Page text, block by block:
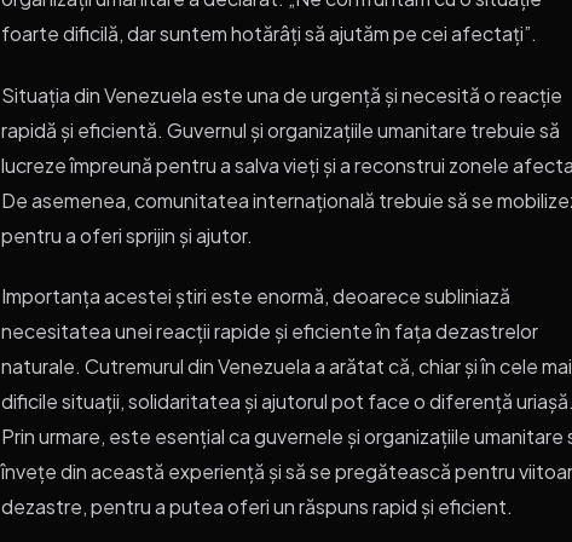
foarte dificilă, dar suntem hotărâți să ajutăm pe cei afectați”.
Situația din Venezuela este una de urgență și necesită o reacție
rapidă și eficientă. Guvernul și organizațiile umanitare trebuie să
lucreze împreună pentru a salva vieți și a reconstrui zonele
De asemenea, comunitatea internațională trebuie să se
pentru a oferi sprijin și ajutor.
Importanța acestei știri este enormă, deoarece subliniază
necesitatea unei reacții rapide și eficiente în fața dezastrelor
naturale. Cutremurul din Venezuela a arătat că, chiar și în cele mai
dificile situații, solidaritatea și ajutorul pot face o diferență uriașă.
Prin urmare, este esențial ca guvernele și organizațiile umanitare
învețe din această experiență și să se pregătească pentru
dezastre, pentru a putea oferi un răspuns rapid și eficient.